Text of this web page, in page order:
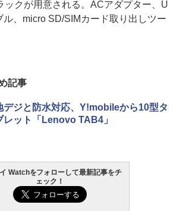
ックが用意される。ACアダプター、U
ル、micro SD/SIMカード取り出しツー
記事
デジと防水対応、Y!mobileから10型タ
レット「Lenovo TAB4」
Watchをフォローして最新記事をチ
ェック！